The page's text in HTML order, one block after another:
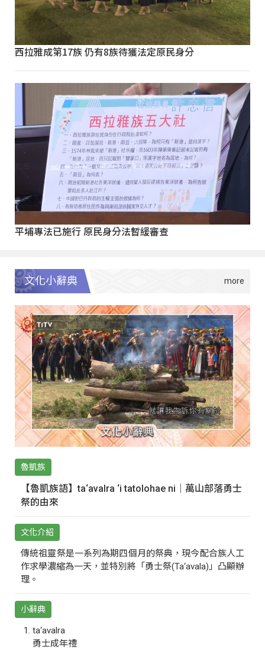
西拉雅成第17族 仍有8族待獲法定原民身分
平埔專法已施行 原民身分法暫緩審查
文化小辭典
魯凱族
【魯凱族語】ta‘avalra ‘i tatolohae ni｜萬山部落勇士
祭的由來
文化介紹
傳統祖靈祭是一系列為期四個月的祭典，現今配合族人工
作求學濃縮為一天，並特別將「勇士祭(Ta‘avala)」凸顯辦
理。
小辭典
ta‘avalra
勇士成年禮